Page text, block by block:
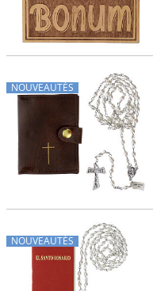
NOUVEAUTÉS
NOUVEAUTÉS